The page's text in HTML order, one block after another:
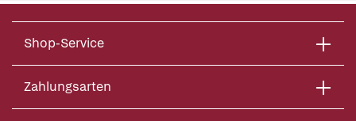
Shop-Service
Zahlungsarten